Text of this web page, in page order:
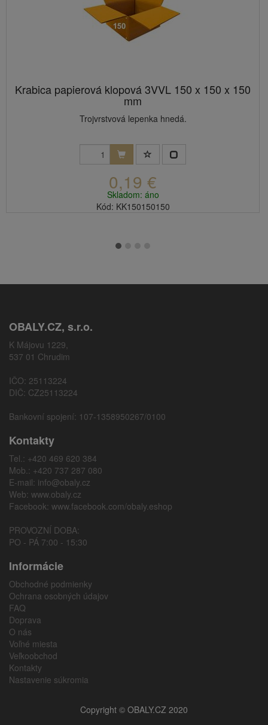
Krabica papierová klopová 3VVL 150 x 150 x 150
mm
Trojvrstvová lepenka hnedá.
0,19 €
Skladom: áno
Kód: KK150150150
OBALY.CZ, s.r.o.
K Májovu 1229,
537 01 Chrudim
IČO: 25113224
DIČ: CZ25113224
Bankovní spojení: 107-1358950267/0100
Kontakty
Tel.: +420 469 620 384
Mob.: +420 737 287 080
E-mail: info@obaly.cz
Web: www.obaly.cz
Facebook: www.facebook.com/obaly.eshop
PROVOZNÍ DOBA:
PO - PÁ 7:00 - 15:30
Informácie
Obchodné podmienky
Ochrana osobných údajov
FAQ
Doprava
O nás
Voľné miesta
Veľkoobchod
Kontakty
Nastavenie súkromia
Copyright © OBALY.CZ 2020